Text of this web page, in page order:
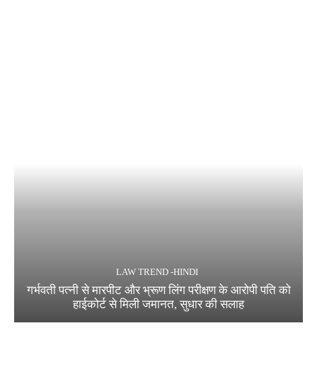
LAW TREND -HINDI
गर्भवती पत्नी से मारपीट और भ्रूण लिंग परीक्षण के आरोपी पति को
हाईकोर्ट से मिली जमानत, सुधार की सलाह